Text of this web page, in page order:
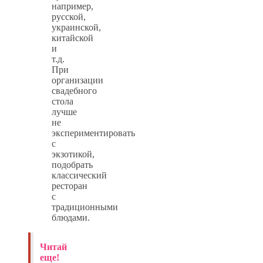
например,
русской,
украинской,
китайской
и
т.д.
При
организации
свадебного
стола
лучше
не
экспериментировать
с
экзотикой,
подобрать
классический
ресторан
с
традиционными
блюдами.
Читай
еще!